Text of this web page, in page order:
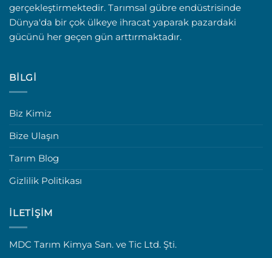
gerçekleştirmektedir. Tarımsal gübre endüstrisinde
Dünya'da bir çok ülkeye ihracat yaparak pazardaki
gücünü her geçen gün arttırmaktadır.
BILGI
Biz Kimiz
Bize Ulaşın
Tarım Blog
Gizlilik Politikası
İLETIŞIM
MDC Tarım Kimya San. ve Tic Ltd. Şti.